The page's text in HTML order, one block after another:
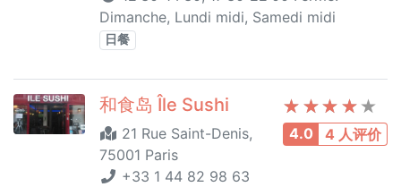
Dimanche, Lundi midi, Samedi midi
日餐
4.0 4 人评价
和食岛 Île Sushi
21 Rue Saint-Denis,
75001 Paris
+33 1 44 82 98 63